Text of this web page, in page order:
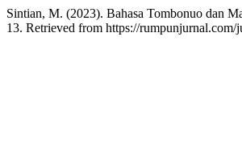
Sintian, M. (2023). Bahasa Tombonuo dan
13. Retrieved from https://